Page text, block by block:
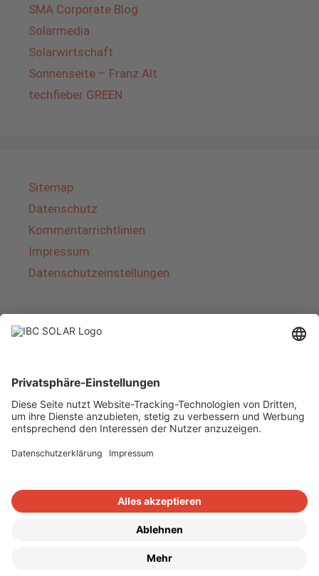
SMA Corporate Blog
Solarmedia
Solarwirtschaft
Sonnenseite – Franz Alt
techfieber GREEN
Sitemap
Datenschutz
Kommentarrichtlinien
Impressum
Datenschutzeinstellungen
Über IBC SOLAR
von Energielösungen und Dienstleistungen im
Bereich Photovoltaik und Speicher. Das
Unternehmen bietet Komplettsysteme an und
deckt das gesamte Spektrum von der Planung
bis zur schlüsselfertigen Übergabe von
Energielösungen für Eigenheime, Gewerbe und
Industrie sowie Solarparks.